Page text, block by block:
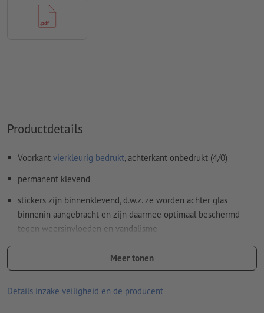
Transparanties
Productdetails
Voorkant vierkleurig bedrukt, achterkant onbedrukt (4/0)
permanent klevend
stickers zijn binnenklevend, d.w.z. ze worden achter glas
binnenin aangebracht en zijn daarmee optimaal beschermd
tegen weersinvloeden en vandalisme
reclameboodschappen zijn ideaal leesbaar van buitenaf
ideaal als bescherming tegen inkijk, decoratie of klassieke
Meer tonen
Details inzake veiligheid en de producent